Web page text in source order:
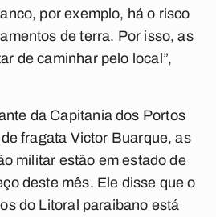
por exemplo, há o risco
de terra. Por isso, as
de caminhar pelo local”,
da Capitania dos Portos
fragata Victor Buarque, as
militar estão em estado de
deste mês. Ele disse que o
do Litoral paraibano está